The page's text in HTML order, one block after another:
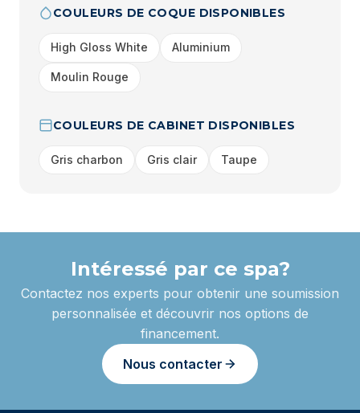
COULEURS DE COQUE DISPONIBLES
High Gloss White Aluminium
Moulin Rouge
COULEURS DE CABINET DISPONIBLES
Gris charbon Gris clair Taupe
Intéressé par ce spa?
Contactez nos experts pour obtenir une soumission
personnalisée et découvrir nos options de
financement.
Nous contacter